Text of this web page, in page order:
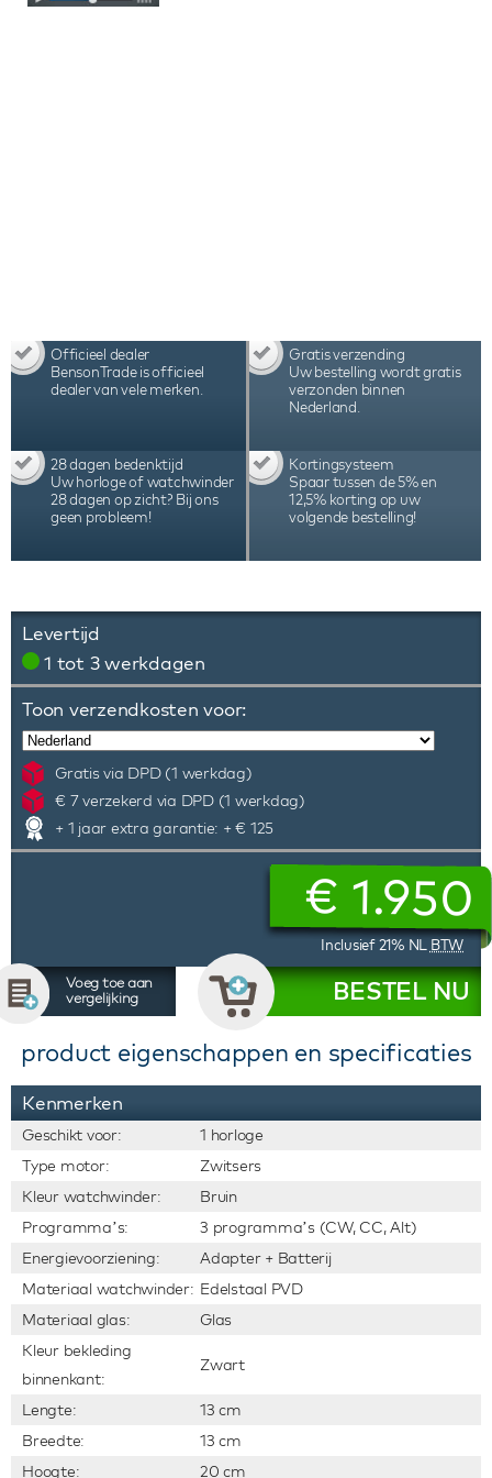
Officieel dealer
BensonTrade is officieel
dealer van vele merken.
Gratis verzending
Uw bestelling wordt gratis
verzonden binnen
Nederland.
28 dagen bedenktijd
Uw horloge of watchwinder
28 dagen op zicht? Bij ons
geen probleem!
Kortingsysteem
Spaar tussen de 5% en
12,5% korting op uw
volgende bestelling!
Levertijd
1 tot 3 werkdagen
Toon verzendkosten voor:
Gratis via DPD (1 werkdag)
€ 7 verzekerd via DPD (1 werkdag)
+ 1 jaar extra garantie: + € 125
€ 1.950
Inclusief 21% NL BTW
Voeg toe aan
vergelijking
BESTEL NU
product eigenschappen en specificaties
Kenmerken
Geschikt voor:
1 horloge
Type motor:
Zwitsers
Kleur watchwinder:
Bruin
Programma’s:
3 programma’s (CW, CC, Alt)
Energievoorziening:
Adapter + Batterij
Materiaal watchwinder: Edelstaal PVD
Materiaal glas:
Glas
Kleur bekleding
binnenkant:
Zwart
Lengte:
13 cm
Breedte:
13 cm
Hoogte:
20 cm